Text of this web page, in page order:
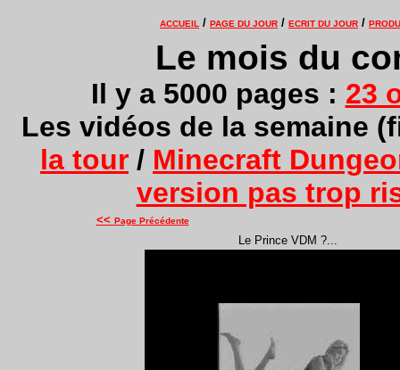
ACCUEIL / PAGE DU JOUR / ECRIT DU JOUR /
Le mois du
Il y a 5000 pages : 23
Les vidéos de la semaine
la tour / Minecraft
version pas trop
<< Page Précédente
Le Prince VDM ?...